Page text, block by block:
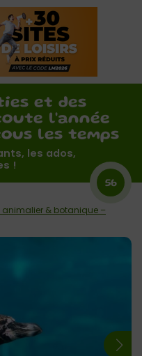
et des
l'année
les temps
les ados,
!
56
animalier & botanique –